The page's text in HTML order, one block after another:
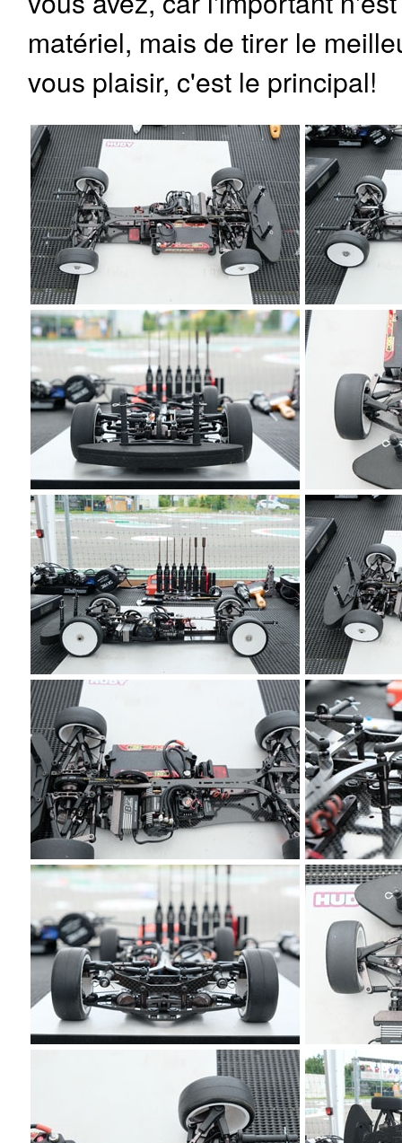
matériel, mais de tirer le
vous plaisir, c'est le principal!